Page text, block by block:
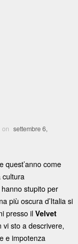
on settembre 6,
quest’anno come
cultura
stupito per
più oscura d’Italia si
presso il Velvet
vi sto a descrivere,
e impotenza